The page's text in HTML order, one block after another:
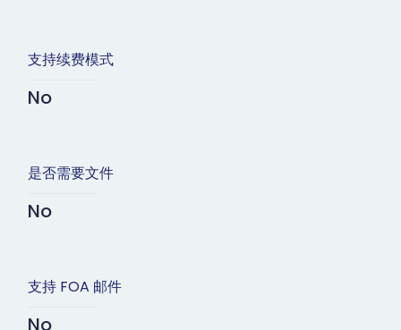
支持续费模式
No
是否需要文件
No
支持 FOA 邮件
No